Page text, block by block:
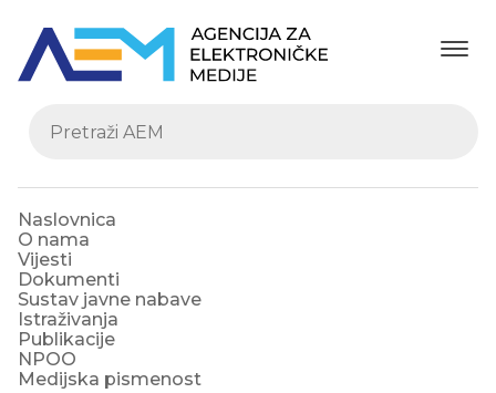
Naslovnica
O nama
Vijesti
Dokumenti
Sustav javne nabave
Istraživanja
Publikacije
NPOO
Medijska pismenost